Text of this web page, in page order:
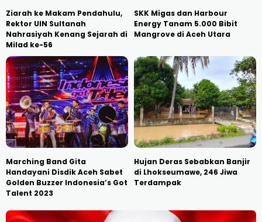
Ziarah ke Makam Pendahulu,
Rektor UIN Sultanah
Nahrasiyah Kenang Sejarah di
Milad ke-56
SKK Migas dan Harbour
Energy Tanam 5.000 Bibit
Mangrove di Aceh Utara
Marching Band Gita
Handayani Disdik Aceh Sabet
Golden Buzzer Indonesia’s Got
Talent 2023
Hujan Deras Sebabkan Banjir
di Lhokseumawe, 246 Jiwa
Terdampak